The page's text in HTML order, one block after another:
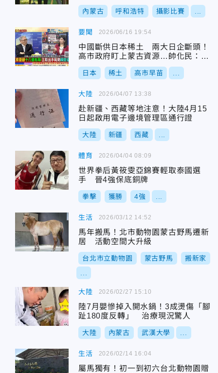
內蒙古 呼和浩特 攝影比賽
要聞
中國斷供日本稀土 兩大日企斷頭！
高市政府盯上蒙古資源…帥化民：中
國出「這招」一樣白忙一場！
日本 稀土 高市早苗
2026/06/16 19:54
大陸
赴新疆、西藏等地注意！大陸4月15
日起啟用電子邊境管理區通行證
大陸 新疆 西藏
2026/04/07 13:38
體育
世界拳后黃筱雯亞錦賽輕取泰國選
手 晉4強保底銅牌
拳擊 獲勝 4強
2026/04/04 08:09
生活
馬年搬馬！北市動物園蒙古野馬遷新
居 活動空間大升級
台北市立動物園 蒙古野馬 搬新家
2026/03/12 14:52
大陸
陸7月嬰慘掉入開水鍋！3成燙傷「腳
趾180度反轉」 治療現況驚人
大陸 內蒙古 武漢大學
2026/02/27 15:10
生活
屬馬獨有！初一到初六台北動物園贈
2026/02/14 16:04